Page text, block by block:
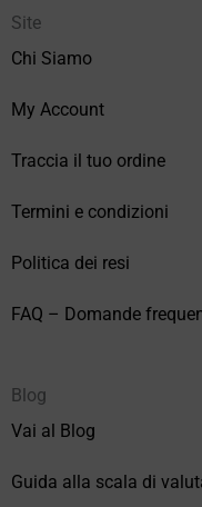
Site
Chi Siamo
My Account
Traccia il tuo ordine
Termini e condizioni
Politica dei resi
FAQ – Domande
Blog
Vai al Blog
Guida alla scala di